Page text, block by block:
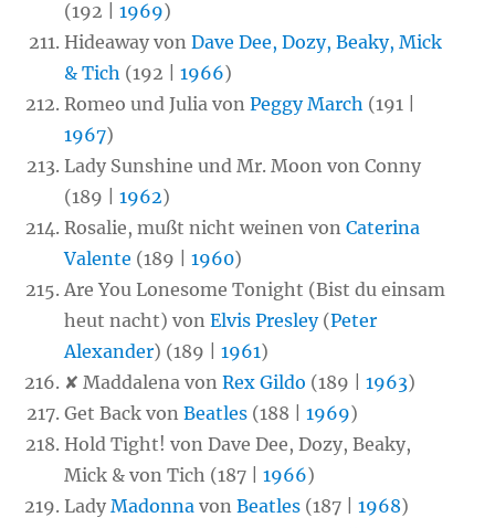
(192 |1969)
Hideaway vonDave Dee, Dozy, Beaky, Mick
& Tich (192 |1966)
Romeo und Julia vonPeggy March (191 |
1967)
Lady Sunshine und Mr. Moon von Conny
(189 |1962)
Rosalie, mußt nicht weinen vonCaterina
Valente (189 |1960)
Are You Lonesome Tonight (Bist du einsam
heut nacht) vonElvis Presley(Peter
Alexander) (189 |1961)
✘ Maddalena vonRex Gildo (189 |1963)
Get Back vonBeatles (188 |1969)
Hold Tight! von Dave Dee, Dozy, Beaky,
Mick & von Tich (187 |1966)
LadyMadonna vonBeatles (187 |1968)